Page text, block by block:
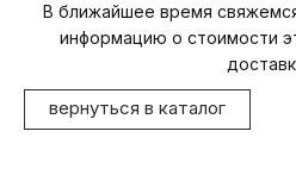
В ближайшее время
информацию о стоимости
вернуться в каталог